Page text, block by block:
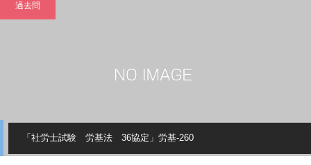
過去問
「社労士試験 労基法 36協定」労基-260